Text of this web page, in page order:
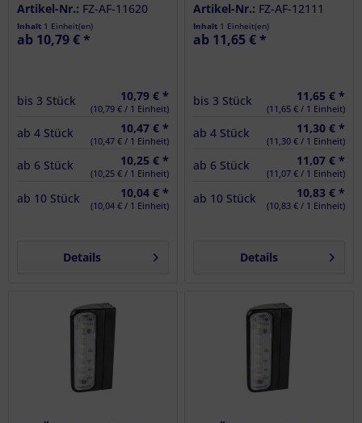
Artikel-Nr.: FZ-AF-11620
Inhalt 1 Einheit(en)
ab 10,79 € *
bis 3 Stück 10,79 € *
(10,79 € / 1 Einheit)
ab 4 Stück 10,47 € *
(10,47 € / 1 Einheit)
ab 6 Stück 10,25 € *
(10,25 € / 1 Einheit)
ab 10 Stück 10,04 € *
(10,04 € / 1 Einheit)
Details
Artikel-Nr.: FZ-AF-12111
Inhalt 1 Einheit(en)
ab 11,65 € *
bis 3 Stück 11,65 € *
(11,65 € / 1 Einheit)
ab 4 Stück 11,30 € *
(11,30 € / 1 Einheit)
ab 6 Stück 11,07 € *
(11,07 € / 1 Einheit)
ab 10 Stück 10,83 € *
(10,83 € / 1 Einheit)
Details